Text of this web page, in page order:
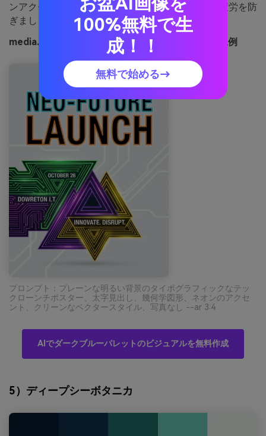
ンアクセントはレイアウトの15％未満に抑え視覚疲労を防
ぎましょう。
media.ioを使って生成したサファイアネオンの画像例
プロンプト：プレーンな明るい背景のタイポグラフィックなテッ
クローンチポスター、太字見出し、幾何学図形、ネオンのアクセ
ント、クリーンなベクタースタイル、写真なし --ar 3:4
AIでダークブルーパレットのビジュアルを無料作成
5）ディープシーボタニカ
100%無料で生
成！！
無料で始める→